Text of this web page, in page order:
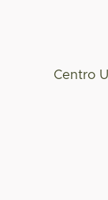
Centro